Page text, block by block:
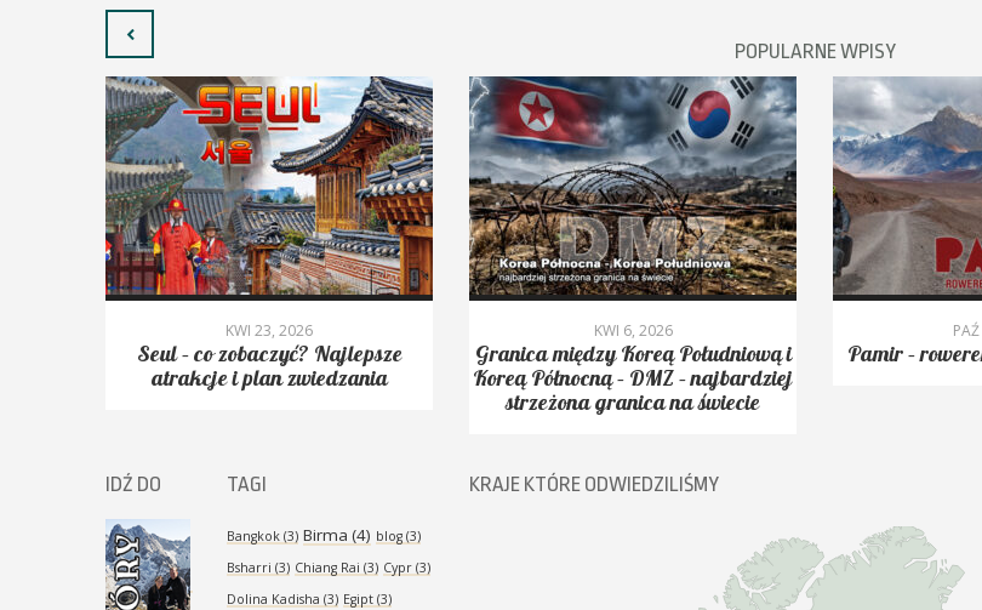
POPULARNE WPISY
KWI 23, 2026
Seul – co zobaczyć? Najlepsze
atrakcje i plan zwiedzania
KWI 6, 2026
Granica między Koreą Południową i
Koreą Północną – DMZ – najbardziej
strzeżona granica na świecie
Pamir –
IDŹ DO TAGI
Bangkok (3) Birma (4) blog (3)
Bsharri (3) Chiang Rai (3) Cypr (3)
Dolina Kadisha (3) Egipt (3)
KRAJE KTÓRE ODWIEDZILIŚMY